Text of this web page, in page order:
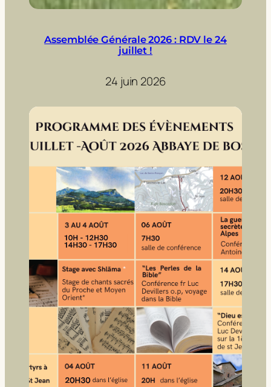
Assemblée Générale 2026 : RDV le 24
juillet !
24 juin 2026